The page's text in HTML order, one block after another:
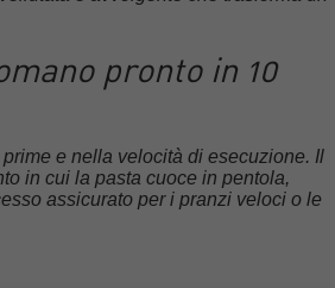
pronto in 10
e nella velocità di esecuzione. Il
in cui la pasta cuoce in pentola,
assicurato per i pranzi veloci o le